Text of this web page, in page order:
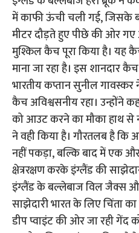
में काफी ऊंची चली गई, जिसके
मीटर दौड़ते हुए पीछे की ओर
मुश्किल कैच पूरा किया है। यह
माना जा रहा है। इस शानदार
भारतीय कप्तान सुनील
कैच अविश्वसनीय रहा। उन्होंने
को आउट करने का मौका हाथ से
ने वही किया है। गौरतलब है कि
नहीं पकड़ा, बल्कि बाद में एक
क्षेत्ररक्षण करके इंग्लैंड की
इंग्लैंड के बल्लेबाज विल जैक्स
साझेदारी भारत के लिए चिंता
डीप प्वाइंट की ओर जा रही गेंद